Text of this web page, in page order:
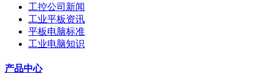
工控公司新闻
工业平板资讯
平板电脑标准
工业电脑知识
产品中心